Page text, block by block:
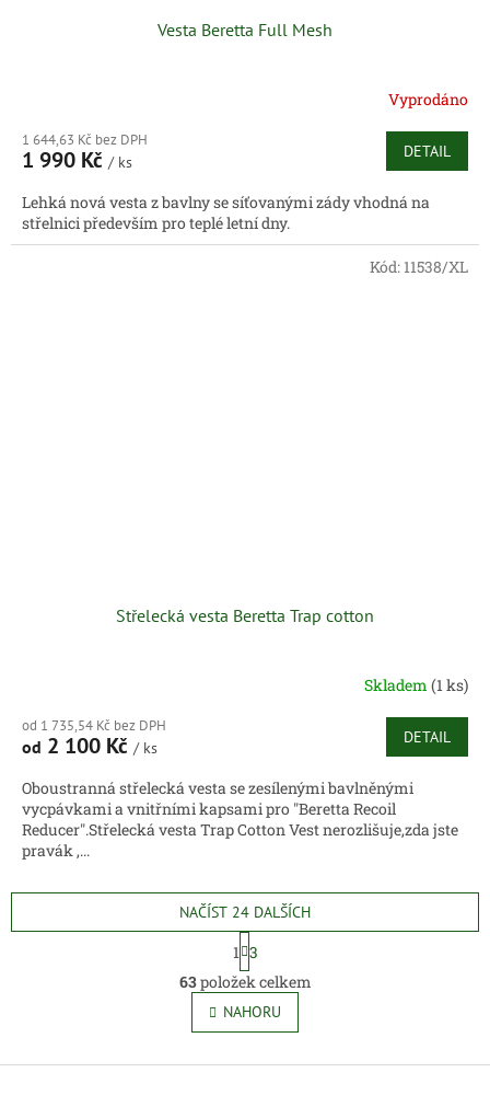
Vesta Beretta Full Mesh
Vyprodáno
1 644,63 Kč bez DPH
1 990 Kč / ks
DETAIL
Lehká nová vesta z bavlny se síťovanými zády vhodná na
střelnici především pro teplé letní dny.
Střelecká vesta Beretta Trap cotton
Skladem (1 ks)
od 1 735,54 Kč bez DPH
od 2 100 Kč / ks
DETAIL
Oboustranná střelecká vesta se zesílenými bavlněnými
vycpávkami a vnitřními kapsami pro "Beretta Recoil
Reducer".Střelecká vesta Trap Cotton Vest nerozlišuje,zda jste
pravák ,...
Kód: 11538/XL
O
v
l
á
NAČÍST 24 DALŠÍCH
S
t
r
á
n
k
v
1 3
63položek celkem
NAHORU
Z